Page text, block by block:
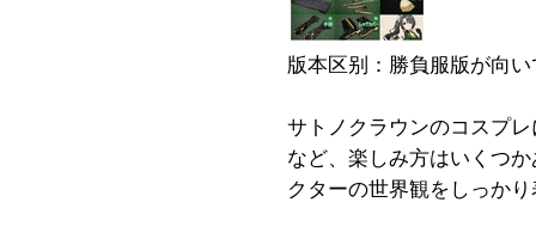
版本区别：勝負服版が向
サトノクラウンのコスプ
など、楽しみ方はいくつ
クターの世界観をしっか